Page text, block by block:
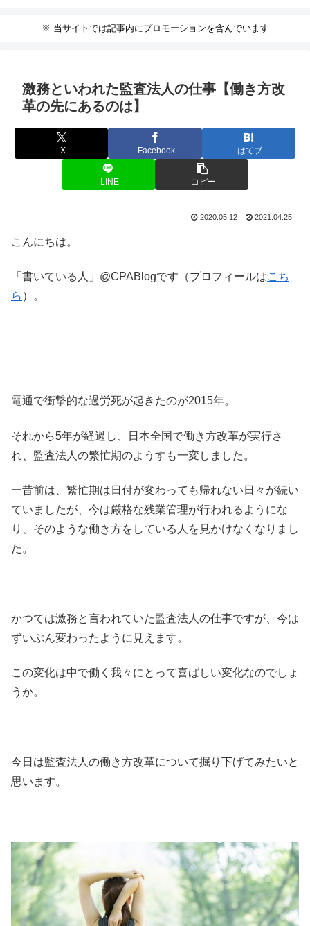
※ 当サイトでは記事内にプロモーションを含んでいます
激務といわれた監査法人の仕事【働き方改
革の先にあるのは】
X Facebook はてブ
LINE コピー
2020.05.12 2021.04.25
こんにちは。
「書いている人」@CPABlogです（プロフィールはこち
ら ）。
電通で衝撃的な過労死が起きたのが2015年。
それから5年が経過し、日本全国で働き方改革が実行さ
れ、監査法人の繁忙期のようすも一変しました。
一昔前は、繁忙期は日付が変わっても帰れない日々が続い
ていましたが、今は厳格な残業管理が行われるようにな
り、そのような働き方をしている人を見かけなくなりまし
た。
かつては激務と言われていた監査法人の仕事ですが、今は
ずいぶん変わったように見えます。
この変化は中で働く我々にとって喜ばしい変化なのでしょ
うか。
今日は監査法人の働き方改革について掘り下げてみたいと
思います。